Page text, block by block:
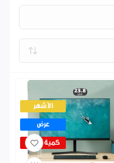
الأشهر
عرض
كمية قليلة